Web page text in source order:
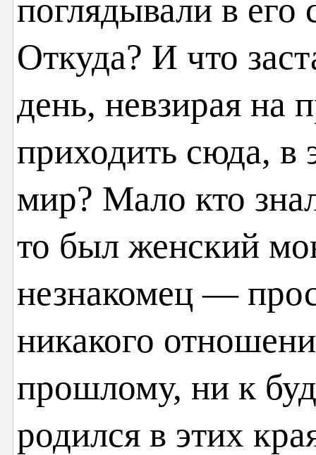
поглядывали в его
Откуда? И что
день, невзирая на
приходить сюда, в
мир? Мало кто
то был женский
незнакомец —
никакого
прошлому, ни к
родился в этих